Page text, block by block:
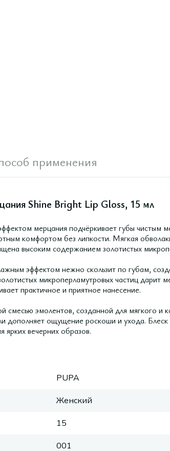
применения
Shine Bright Lip Gloss, 15 мл
мерцания подчёркивает губы чистым
комфортом без липкости. Мягкая
высоким содержанием золотистых
эффектом нежно скользит по губам,
микроперламутровых частиц
практичное и приятное нанесение.
эмолентов, созданной для мягкого и
дополняет ощущение роскоши и ухода. Блеск
ярких вечерних образов.
PUPA
Женский
15
001